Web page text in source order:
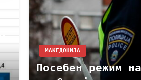
МАКЕДОНИЈА
Посебен режим